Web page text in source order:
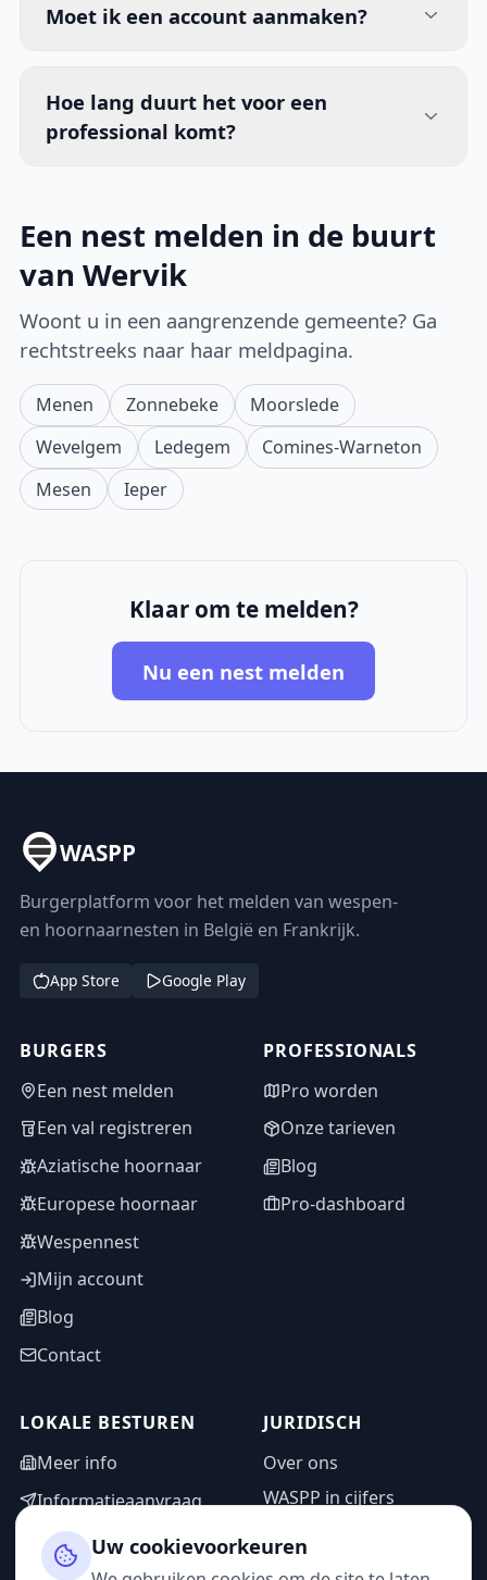
Moet ik een account aanmaken?
Hoe lang duurt het voor een
professional komt?
Een nest melden in de buurt
van Wervik
Woont u in een aangrenzende gemeente? Ga
rechtstreeks naar haar meldpagina.
Menen Zonnebeke
Moorslede
Wevelgem
Ledegem
Comines-Warneton
Mesen
Ieper
Klaar om te melden?
Nu een nest melden
WASPP
Burgerplatform voor het melden van wespen-
en hoornaarnesten in België en Frankrijk.
App Store Google Play
BURGERS
Een nest melden
Een val registreren
Aziatische hoornaar
Europese hoornaar
Wespennest
Mijn account
Blog
Contact
PROFESSIONALS
Pro worden
Onze tarieven
Blog
Pro-dashboard
LOKALE BESTUREN
Meer info
Informatieaanvraag
Adminzone
JURIDISCH
Over ons
WASPP in cijfers
Privacybeleid
Uw cookievoorkeuren